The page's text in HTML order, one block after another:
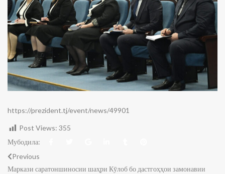
https://prezident.tj/event/news/49901
Post Views: 355
Мубодила:
Previous
Маркази саратоншиносии шаҳри Кӯлоб бо дастгоҳҳои замонавии